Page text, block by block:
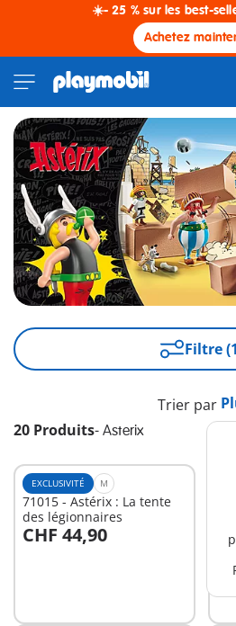
☀️- 25 % sur les best-
Achetez
Filtre
20 Produits- Asterix
Trier par
EXCLUSIVITÉ M
71015 - Astérix : La tente
des légionnaires
CHF 44,90